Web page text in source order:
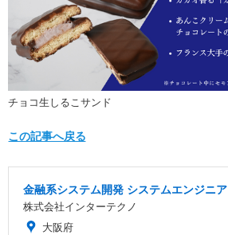
チョコ生しるこサンド
この記事へ戻る
金融系システム開発 システムエンジニア
株式会社インターテクノ
大阪府